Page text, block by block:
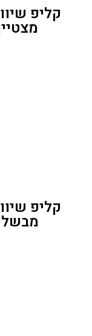
קליפ
מצטיין
קליפ
מבשלי